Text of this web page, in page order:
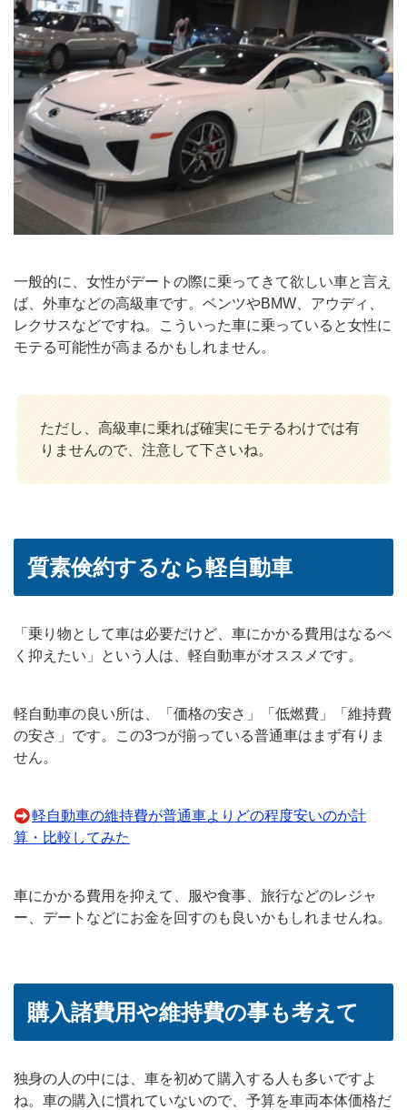
一般的に、女性がデートの際に乗ってきて欲しい車と言え
ば、外車などの高級車です。ベンツやBMW、アウディ、
レクサスなどですね。こういった車に乗っていると女性に
モテる可能性が高まるかもしれません。
ただし、高級車に乗れば確実にモテるわけでは有
りませんので、注意して下さいね。
質素倹約するなら軽自動車
「乗り物として車は必要だけど、車にかかる費用はなるべ
く抑えたい」という人は、軽自動車がオススメです。
軽自動車の良い所は、「価格の安さ」「低燃費」「維持費
の安さ」です。この3つが揃っている普通車はまず有りま
せん。
軽自動車の維持費が普通車よりどの程度安いのか計
算・比較してみた
車にかかる費用を抑えて、服や食事、旅行などのレジャ
ー、デートなどにお金を回すのも良いかもしれませんね。
購入諸費用や維持費の事も考えて
独身の人の中には、車を初めて購入する人も多いですよ
ね。車の購入に慣れていないので、予算を車両本体価格だ